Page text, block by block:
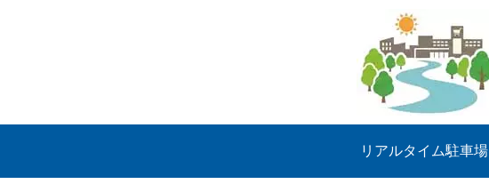
リアルタイム駐車場